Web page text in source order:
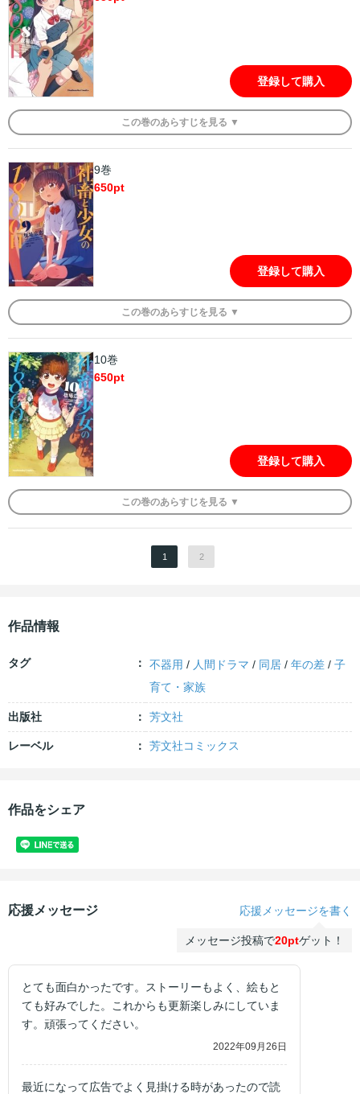
登録して購入
この巻のあらすじを 見る ▼
9巻
650pt
登録して購入
この巻のあらすじを 見る ▼
10巻
650pt
登録して購入
この巻のあらすじを 見る ▼
1 2
作品情報
タグ 不器用 / 人間ドラマ / 同居 /年の差 /子
育て・家族
出版社 芳文社
レーベル 芳文社コミックス
作品をシェア
応援メッセージ 応援メッセージを書く
メッセージ投稿で20ptゲット！
とても面白かったです。ストーリーもよく、絵もと
ても好みでした。これからも更新楽しみにしていま
す。頑張ってください。
2022年09月26日
最近になって広告でよく見掛ける時があったので読